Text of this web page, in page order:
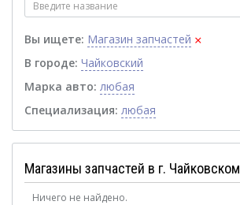
Вы ищете: Магазин запчастей ×
В городе: Чайковский
Марка авто: любая
Специализация: любая
Магазины запчастей в г. Чайковском
Ничего не найдено.